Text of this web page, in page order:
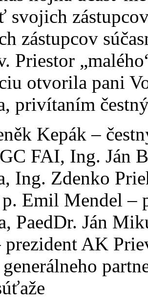
svojich
zástupcov
Priestor
otvorila pani
privítaním
Kepák –
FAI, Ing. Ján
Ing. Zdenko
Emil Mendel –
PaedDr. Ján
AK
generálneho